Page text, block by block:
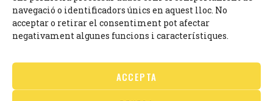
navegació o identificadors únics en aquest lloc. No
acceptar o retirar el consentiment pot afectar
negativament algunes funcions i característiques.
ACCEPTA